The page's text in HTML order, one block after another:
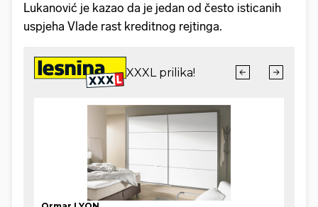
Lukanović je kazao da je jedan od često isticanih
uspjeha Vlade rast kreditnog rejtinga.